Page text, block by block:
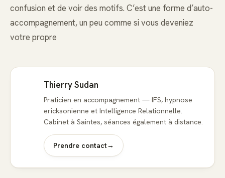
confusion et de voir des motifs. C’est une forme d’auto-
accompagnement, un peu comme si vous deveniez
votre propre
Thierry Sudan
Praticien en accompagnement — IFS, hypnose
ericksonienne et Intelligence Relationnelle.
Cabinet à Saintes, séances également à distance.
Prendre contact→